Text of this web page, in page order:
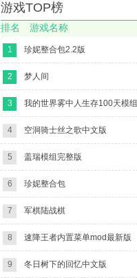
游戏TOP榜
排名 游戏名称
1 珍妮整合包2.2版
2 梦人间
3 我的世界雾中人生存100天模组
4 空洞骑士丝之歌中文版
5 盖瑞模组完整版
6 珍妮整合包
7 军棋陆战棋
8 速降王者内置菜单mod最新版
9 冬日树下的回忆中文版